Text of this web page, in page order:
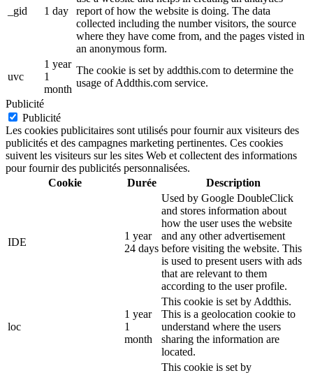
_gid 1 day
report of how the website is doing. The data
collected including the number visitors, the source
where they have come from, and the pages visted in
an anonymous form.
uvc
1 year
1
month
The cookie is set by addthis.com to determine the
usage of Addthis.com service.
Publicité
Publicité
Les cookies publicitaires sont utilisés pour fournir aux visiteurs des
publicités et des campagnes marketing pertinentes. Ces cookies
suivent les visiteurs sur les sites Web et collectent des informations
pour fournir des publicités personnalisées.
Cookie
Durée Description
IDE
1 year
24 days
Used by Google DoubleClick
and stores information about
how the user uses the website
and any other advertisement
before visiting the website. This
is used to present users with ads
that are relevant to them
according to the user profile.
loc
1 year
1
month
This cookie is set by Addthis.
This is a geolocation cookie to
understand where the users
sharing the information are
located.
This cookie is set by